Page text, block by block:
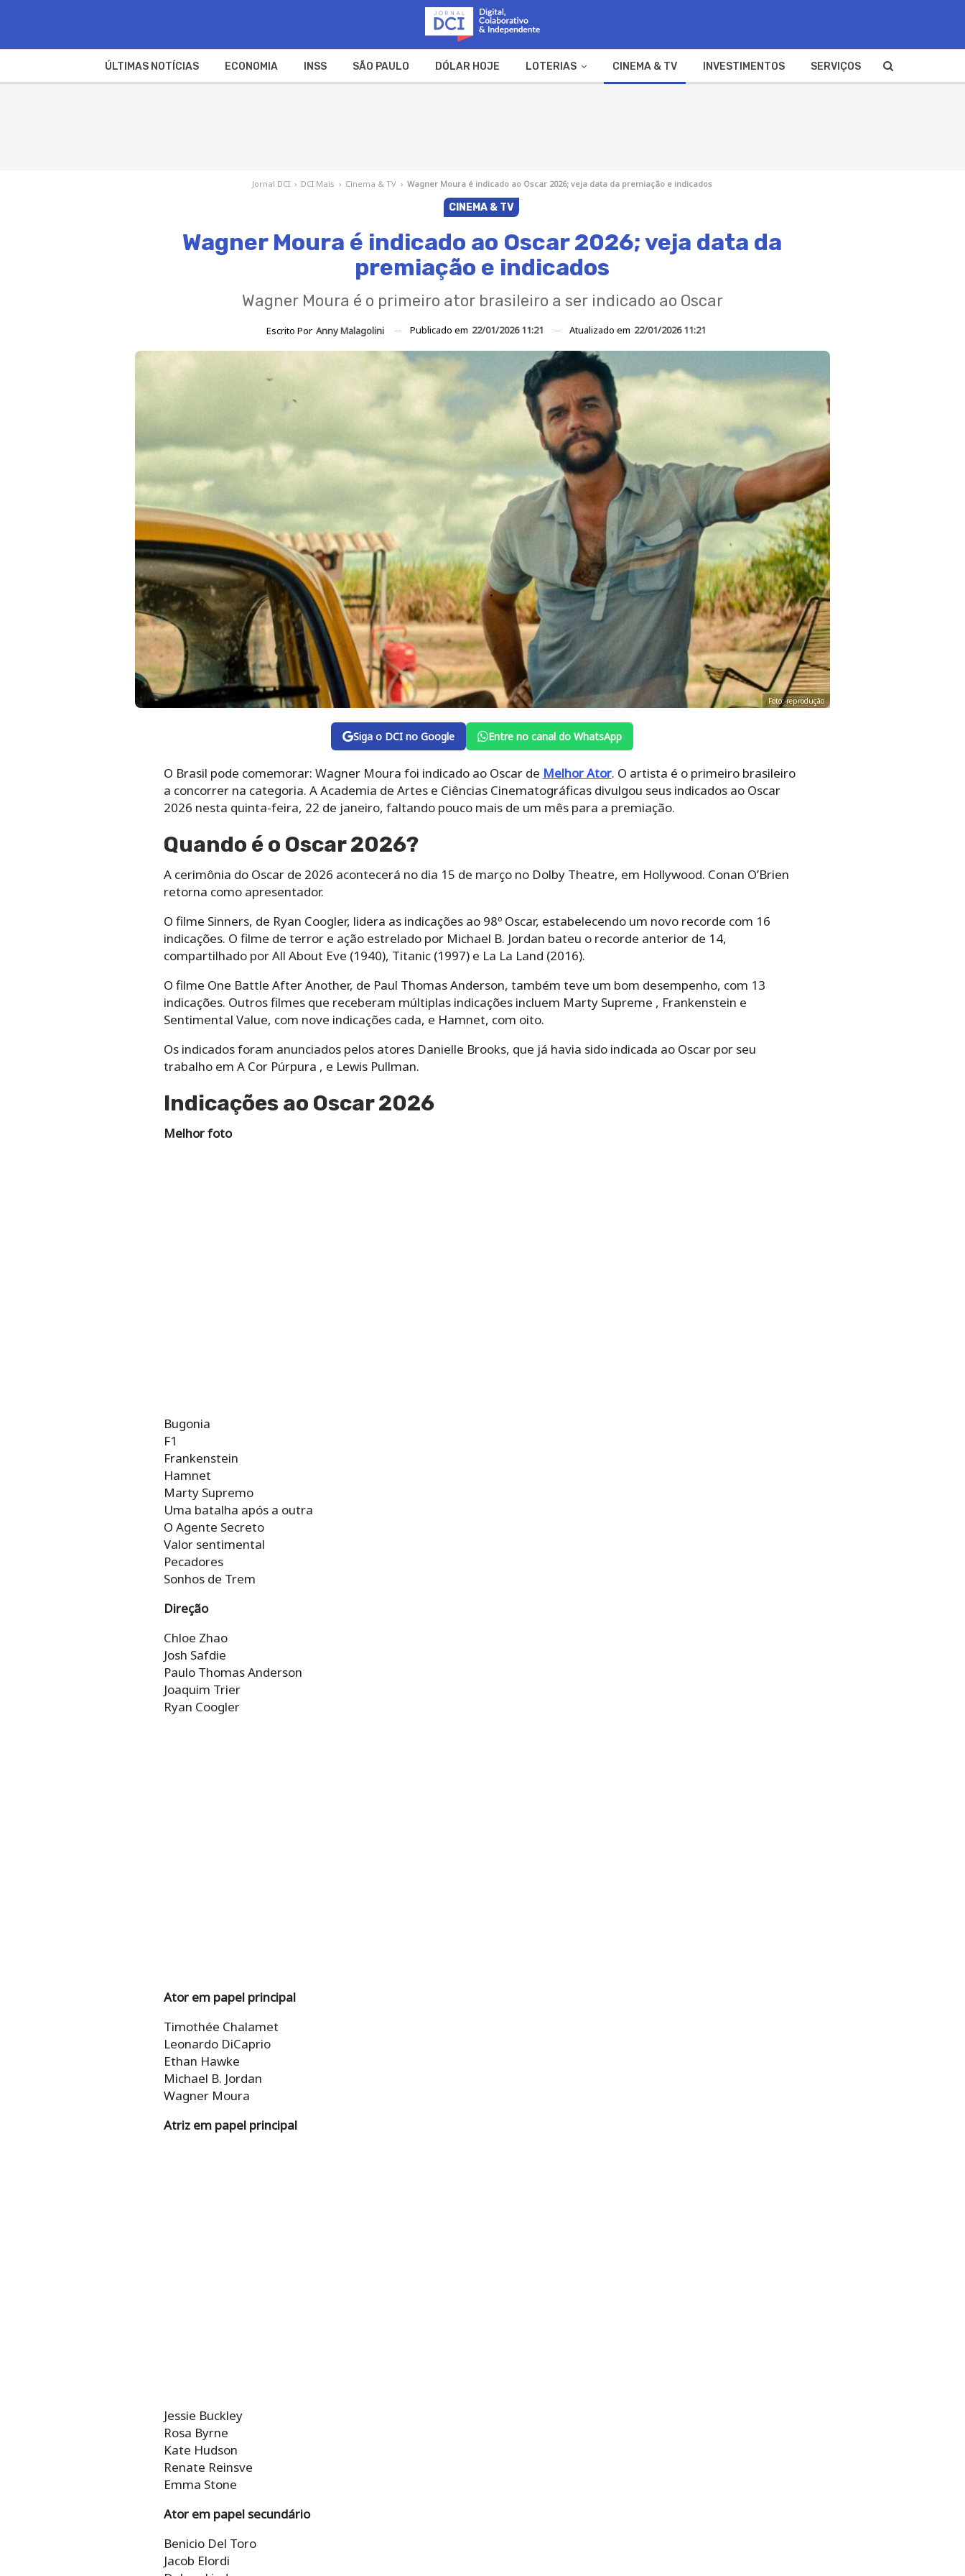
ÚLTIMAS NOTÍCIAS ECONOMIA INSS SÃO PAULO DÓLAR HOJE LOTERIAS CINEMA & TV INVESTIMENTOS SERVIÇOS
Jornal DCI › DCI Mais › Cinema & TV › Wagner Moura é indicado ao Oscar 2026; veja data da premiação e indicados
CINEMA & TV
Wagner Moura é indicado ao Oscar 2026; veja data da
premiação e indicados
Wagner Moura é o primeiro ator brasileiro a ser indicado ao Oscar
Escrito Por Anny Malagolini Publicado em 22/01/2026 11:21 Atualizado em 22/01/2026 11:21
Foto: reprodução
Siga o DCI no Google Entre no canal do WhatsApp
O Brasil pode comemorar: Wagner Moura foi indicado ao Oscar de Melhor Ator. O artista é o primeiro brasileiro
a concorrer na categoria. A Academia de Artes e Ciências Cinematográficas divulgou seus indicados ao Oscar
2026 nesta quinta-feira, 22 de janeiro, faltando pouco mais de um mês para a premiação.
Quando é o Oscar 2026?
A cerimônia do Oscar de 2026 acontecerá no dia 15 de março no Dolby Theatre, em Hollywood. Conan O’Brien
retorna como apresentador.
O filme Sinners, de Ryan Coogler, lidera as indicações ao 98º Oscar, estabelecendo um novo recorde com 16
indicações. O filme de terror e ação estrelado por Michael B. Jordan bateu o recorde anterior de 14,
compartilhado por All About Eve (1940), Titanic (1997) e La La Land (2016).
O filme One Battle After Another, de Paul Thomas Anderson, também teve um bom desempenho, com 13
indicações. Outros filmes que receberam múltiplas indicações incluem Marty Supreme , Frankenstein e
Sentimental Value, com nove indicações cada, e Hamnet, com oito.
Os indicados foram anunciados pelos atores Danielle Brooks, que já havia sido indicada ao Oscar por seu
trabalho em A Cor Púrpura , e Lewis Pullman.
Indicações ao Oscar 2026
Melhor foto
Bugonia
F1
Frankenstein
Hamnet
Marty Supremo
Uma batalha após a outra
O Agente Secreto
Valor sentimental
Pecadores
Sonhos de Trem
Direção
Chloe Zhao
Josh Safdie
Paulo Thomas Anderson
Joaquim Trier
Ryan Coogler
Ator em papel principal
Timothée Chalamet
Leonardo DiCaprio
Ethan Hawke
Michael B. Jordan
Wagner Moura
Atriz em papel principal
Jessie Buckley
Rosa Byrne
Kate Hudson
Renate Reinsve
Emma Stone
Ator em papel secundário
Benicio Del Toro
Jacob Elordi